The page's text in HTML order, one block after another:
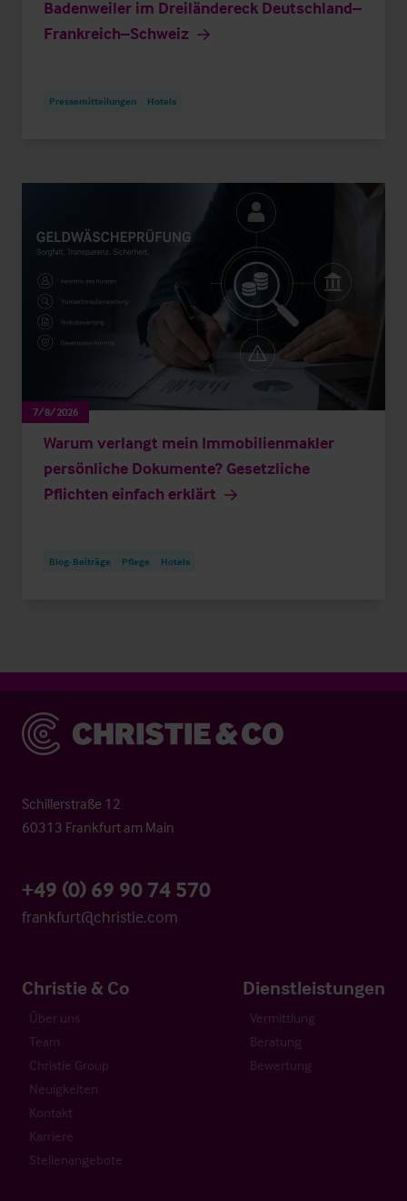
Badenweiler im Dreiländereck Deutschland–
Frankreich–Schweiz
Pressemitteilungen Hotels
7/8/2026
Warum verlangt mein Immobilienmakler
persönliche Dokumente? Gesetzliche
Pflichten einfach erklärt
Blog-Beiträge Pflege Hotels
Christie & Co
Schillerstraße 12
60313 Frankfurt am Main
+49 (0) 69 90 74 570
frankfurt@christie.com
Christie & Co
Über uns
Team
Christie Group
Neuigkeiten
Kontakt
Karriere
Stellenangebote
Dienstleistungen
Vermittlung
Beratung
Bewertung